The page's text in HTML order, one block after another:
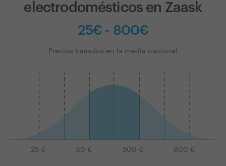
electrodomésticos en Zaask
25€ - 800€
Precios basados en la media nacional
25 € 30 € 500 € 800 €